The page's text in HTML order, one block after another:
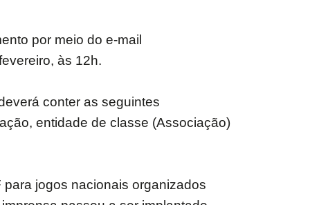
por meio do e-mail
às 12h.
conter as seguintes
entidade de classe (Associação)
jogos nacionais organizados